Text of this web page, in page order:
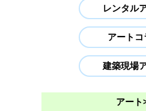
レンタル
アート
建築現場
アート